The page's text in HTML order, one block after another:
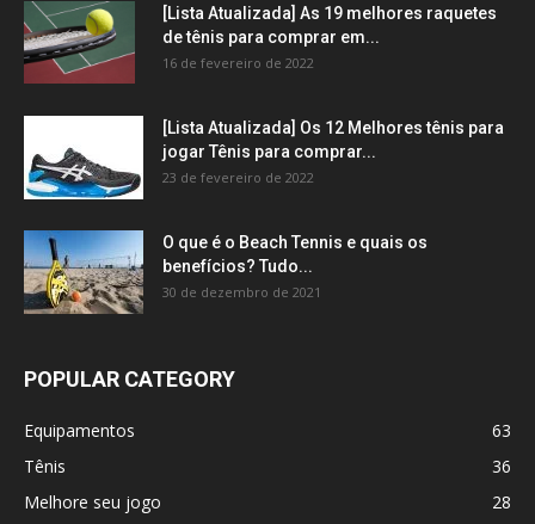
[Lista Atualizada] As 19 melhores raquetes
de tênis para comprar em...
16 de fevereiro de 2022
[Lista Atualizada] Os 12 Melhores tênis para
jogar Tênis para comprar...
23 de fevereiro de 2022
O que é o Beach Tennis e quais os
benefícios? Tudo...
30 de dezembro de 2021
POPULAR CATEGORY
Equipamentos
63
Tênis
36
Melhore seu jogo
28